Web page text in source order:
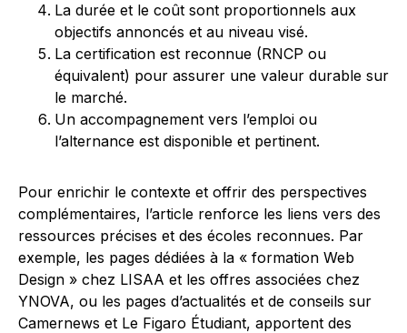
La durée et le coût sont proportionnels aux
objectifs annoncés et au niveau visé.
La certification est reconnue (RNCP ou
équivalent) pour assurer une valeur durable sur
le marché.
Un accompagnement vers l’emploi ou
l’alternance est disponible et pertinent.
Pour enrichir le contexte et offrir des perspectives
complémentaires, l’article renforce les liens vers des
ressources précises et des écoles reconnues. Par
exemple, les pages dédiées à la « formation Web
Design » chez LISAA et les offres associées chez
YNOVA, ou les pages d’actualités et de conseils sur
Camernews et Le Figaro Étudiant, apportent des